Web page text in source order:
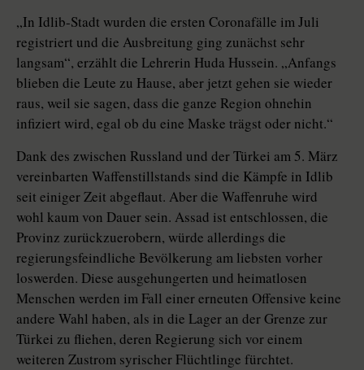
„In Idlib-Stadt wurden die ersten Coronafälle im Juli
registriert und die Ausbreitung ging zunächst sehr
langsam“, erzählt die Lehrerin Huda Hussein. „Anfangs
blieben die Leute zu Hause, aber jetzt gehen sie wieder
raus, weil sie sagen, dass die ganze Region ohnehin
infiziert wird, egal ob du eine Maske trägst oder nicht.“
Dank des zwischen Russland und der Türkei am 5. März
vereinbarten Waffenstillstands sind die Kämpfe in Idlib
seit einiger Zeit abgeflaut. Aber die Waffenruhe wird
wohl kaum von Dauer sein. Assad ist entschlossen, die
Provinz zurückzuerobern, würde allerdings die
regierungsfeindliche Bevölkerung am liebsten vorher
loswerden. Diese ausgehungerten und heimatlosen
Menschen werden im Fall einer erneuten Offensive keine
andere Wahl haben, als in die Lager an der Grenze zur
Türkei zu fliehen, deren Regierung sich vor einem
weiteren Zustrom syrischer Flüchtlinge fürchtet.